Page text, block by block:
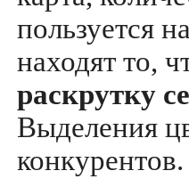
пользуется
находят то,
раскрутку
Выделения
конкурентов.